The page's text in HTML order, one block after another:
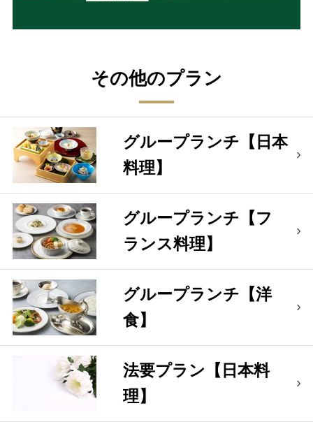
その他のプラン
グループランチ【日本
料理】
グループランチ【フ
ランス料理】
グループランチ【洋
食】
法要プラン【日本料
理】